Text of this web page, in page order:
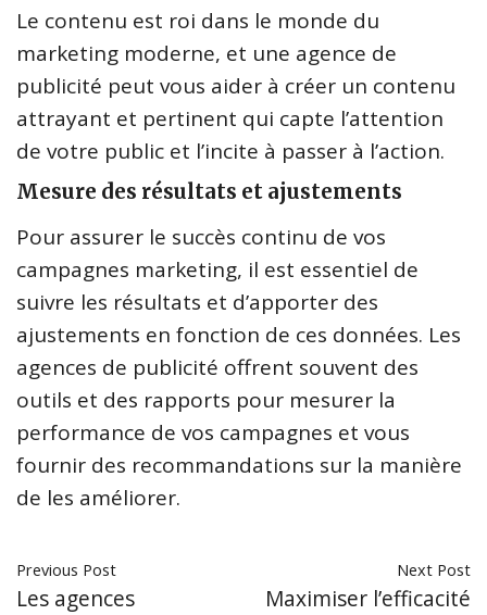
Le contenu est roi dans le monde du
marketing moderne, et une agence de
publicité peut vous aider à créer un contenu
attrayant et pertinent qui capte l’attention
de votre public et l’incite à passer à l’action.
Mesure des résultats et ajustements
Pour assurer le succès continu de vos
campagnes marketing, il est essentiel de
suivre les résultats et d’apporter des
ajustements en fonction de ces données. Les
agences de publicité offrent souvent des
outils et des rapports pour mesurer la
performance de vos campagnes et vous
fournir des recommandations sur la manière
de les améliorer.
Previous Post
Les agences
Next Post
Maximiser l’efficacité